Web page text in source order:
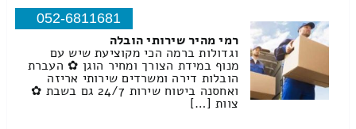
052-6811681
רמי מהיר שירותי הובלה
וגדולות ברמה הכי מקוציעת שיש עם
מנוף במידת הצורך ומחיר הוגן ✿ העברת
הובלות דירה ומשרדים שירותי אריזה
ואחסנה ביטוח שירות 24/7 גם בשבת ✿
צוות […]